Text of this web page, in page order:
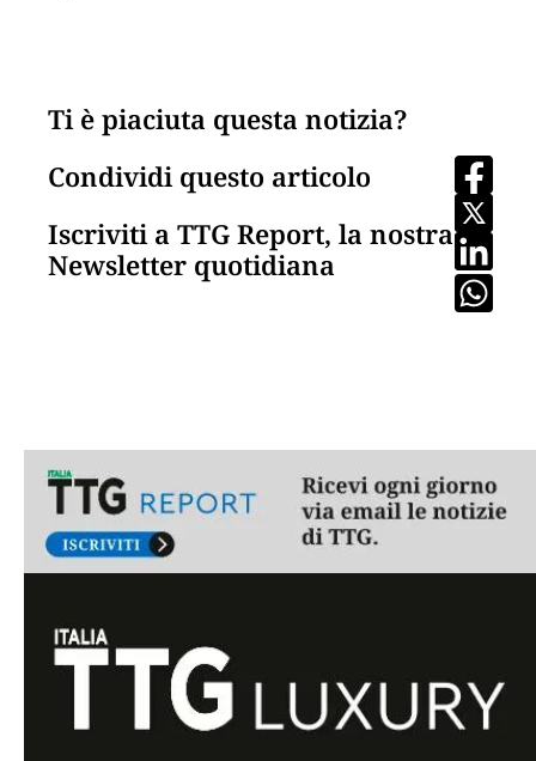
Ti è piaciuta questa notizia?
Condividi questo articolo
Iscriviti a TTG Report, la nostra
Newsletter quotidiana